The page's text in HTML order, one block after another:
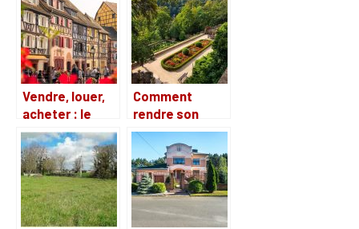
professionnel
assainisseurs
(chlore, sel,
brome)
Vendre, louer,
acheter : le
choix de votre
agence
immobilière
Comment
rendre son
jardin
accueillant et
agreable ?